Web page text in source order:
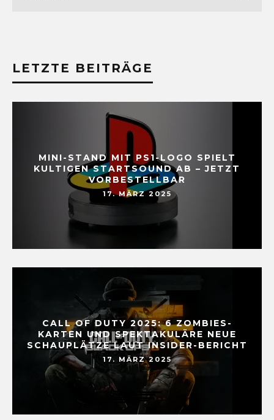
LETZTE BEITRÄGE
MINI-STAND MIT PS1-LOGO SPIELT
KULTIGEN STARTSOUND AB – JETZT
VORBESTELLBAR
17. MÄRZ 2025
CALL OF DUTY 2025: 6 ZOMBIES-
KARTEN UND SPEKTAKULÄRE NEUE
SCHAUPLÄTZE LAUT INSIDER-BERICHT
17. MÄRZ 2025